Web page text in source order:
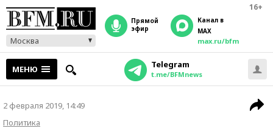
16+
Москва
прямой
эфир
Канал в
MAX
max.ru/bfm
МЕНЮ Telegram
t.me/BFMnews
2 февраля 2019, 14:49
Политика